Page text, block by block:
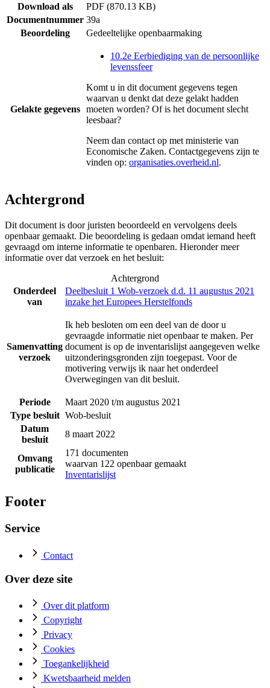
Download als
PDF (870.13 KB)
Documentnummer 39a
Beoordeling
Gedeeltelijke openbaarmaking
Gelakte gegevens
10.2e Eerbiediging van de persoonlijke
levenssfeer
Komt u in dit document gegevens tegen
waarvan u denkt dat deze gelakt hadden
moeten worden? Of is het document slecht
leesbaar?
Neem dan contact op met ministerie van
Economische Zaken. Contactgegevens zijn te
vinden op: organisaties.overheid.nl.
Achtergrond
Dit document is door juristen beoordeeld en vervolgens deels
openbaar gemaakt. Die beoordeling is gedaan omdat iemand heeft
gevraagd om interne informatie te openbaren. Hieronder meer
informatie over dat verzoek en het besluit:
Achtergrond
Onderdeel
van
Deelbesluit 1 Wob-verzoek d.d. 11 augustus 2021
inzake het Europees Herstelfonds
Samenvatting
verzoek
Ik heb besloten om een deel van de door u
gevraagde informatie niet openbaar te maken. Per
document is op de inventarislijst aangegeven welke
uitzonderingsgronden zijn toegepast. Voor de
motivering verwijs ik naar het onderdeel
Overwegingen van dit besluit.
Periode
Maart 2020 t/m augustus 2021
Type besluit Wob-besluit
Datum
besluit
8 maart 2022
Omvang
publicatie
171 documenten
waarvan 122 openbaar gemaakt
Inventarislijst
Footer
Service
Contact
Over deze site
Over dit platform
Copyright
Privacy
Cookies
Toegankelijkheid
Kwetsbaarheid melden